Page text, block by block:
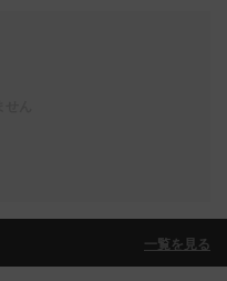
一覧を見る